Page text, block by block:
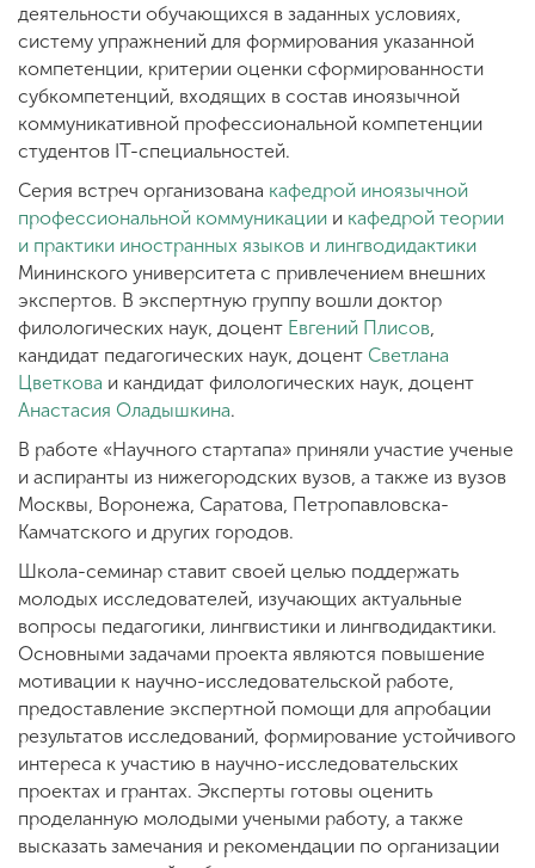
деятельности обучающихся в заданных условиях,
систему упражнений для формирования указанной
компетенции, критерии оценки сформированности
субкомпетенций, входящих в состав иноязычной
коммуникативной профессиональной компетенции
студентов IT-специальностей.
Серия встреч организована кафедрой иноязычной
профессиональной коммуникации и кафедрой теории
и практики иностранных языков и лингводидактики
Мининского университета с привлечением внешних
экспертов. В экспертную группу вошли доктор
филологических наук, доцент Евгений Плисов,
кандидат педагогических наук, доцент Светлана
Цветкова и кандидат филологических наук, доцент
Анастасия Оладышкина.
В работе «Научного стартапа» приняли участие ученые
и аспиранты из нижегородских вузов, а также из вузов
Москвы, Воронежа, Саратова, Петропавловска-
Камчатского и других городов.
Школа-семинар ставит своей целью поддержать
молодых исследователей, изучающих актуальные
вопросы педагогики, лингвистики и лингводидактики.
Основными задачами проекта являются повышение
мотивации к научно-исследовательской работе,
предоставление экспертной помощи для апробации
результатов исследований, формирование устойчивого
интереса к участию в научно-исследовательских
проектах и грантах. Эксперты готовы оценить
проделанную молодыми учеными работу, а также
высказать замечания и рекомендации по организации